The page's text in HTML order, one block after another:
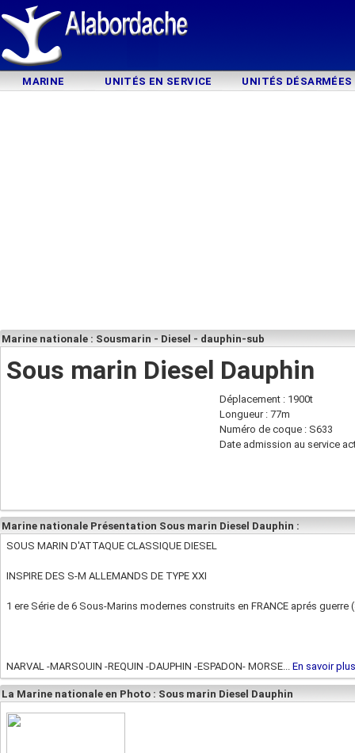
MARINE UNITÉS EN SERVICE UNITÉS DÉSARMÉES
Marine nationale : Sousmarin - Diesel - dauphin-sub
Sous marin Diesel Dauphin
Déplacement : 1900t
Longueur : 77m
Numéro de coque : S633
Date admission au service
Marine nationale Présentation Sous marin Diesel Dauphin :
SOUS MARIN D'ATTAQUE CLASSIQUE DIESEL
INSPIRE DES S-M ALLEMANDS DE TYPE XXI
1 ere Série de 6 Sous-Marins modernes construits en FRANCE aprés guerre
NARVAL -MARSOUIN -REQUIN -DAUPHIN -ESPADON- MORSE... En savoir plus
La Marine nationale en Photo : Sous marin Diesel Dauphin